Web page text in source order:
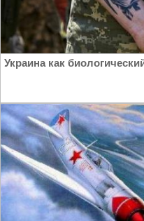
Украина как